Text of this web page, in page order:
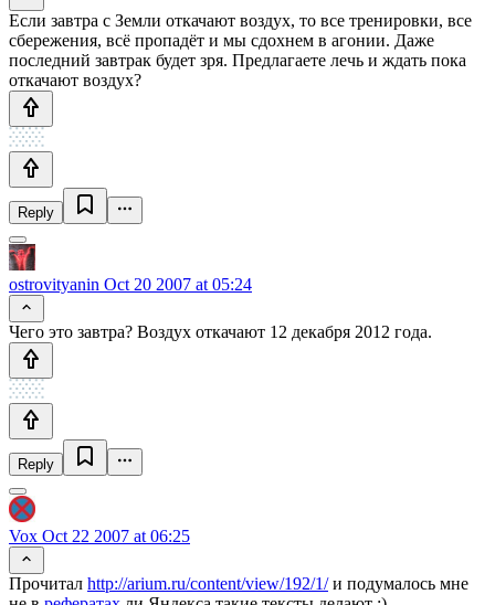
Если завтра с Земли откачают воздух, то все тренировки, все
сбережения, всё пропадёт и мы сдохнем в агонии. Даже
последний завтрак будет зря. Предлагаете лечь и ждать пока
откачают воздух?
Reply
ostrovityanin Oct 20 2007 at 05:24
Чего это завтра? Воздух откачают 12 декабря 2012 года.
Reply
Vox Oct 22 2007 at 06:25
Прочитал http://arium.ru/content/view/192/1/и подумалось мне